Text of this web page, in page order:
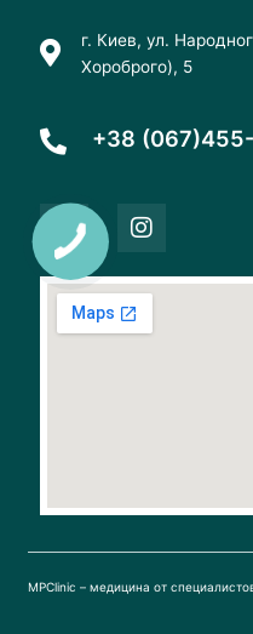
г. Киев, ул.
Хороброго), 5
+38
a
c
e
b
o
I
n
t
g
MPClinic – медицина от